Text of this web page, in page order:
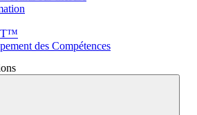
des Compétences